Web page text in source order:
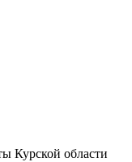
Курской области